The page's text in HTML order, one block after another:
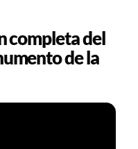
completa del
de la